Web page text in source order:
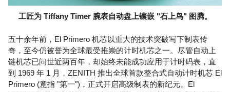
工匠为 Tiffany Timer 腕表自动盘上镶嵌 "石上鸟" 图腾。
五十余年前，El Primero 机芯以重大的技术突破写下制表传
奇，至今仍被誉为全球最受推崇的计时机芯之一。尽管自动上
链机芯已问世近两百年，却始终未能成功应用于计时码表，直
到 1969 年 1 月，ZENITH 推出全球首款整合式自动计时机芯 El
Primero (意指 "第一")，正式开启高级制表的新纪元。El